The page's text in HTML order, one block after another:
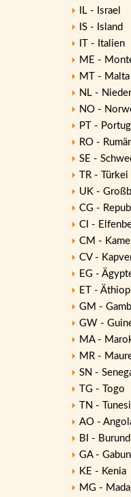
IL - Israel
IS - Island
IT - Italien
ME -
MT - Malta
NL -
NO -
PT -
RO -
SE -
TR - Türkei
UK -
CG -
CI -
CM -
CV -
EG -
ET -
GM -
GW -
MA -
MR -
SN -
TG - Togo
TN -
AO -
BI -
GA - Gabun
KE - Kenia
MG -